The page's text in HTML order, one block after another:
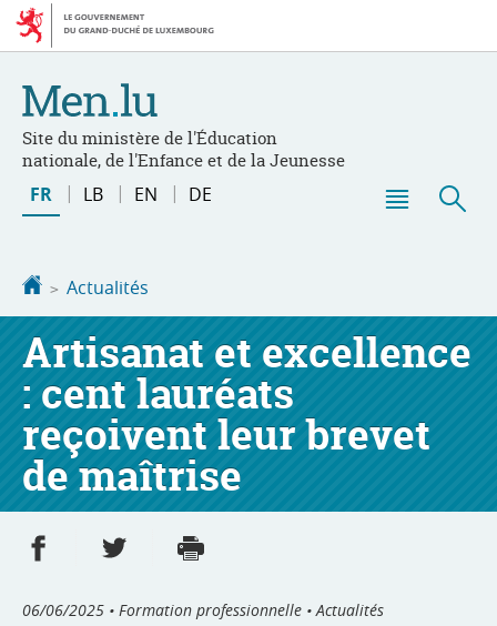
Aller
navigation
Aller
au
Site du ministère de l'Éducation
nationale, de l'Enfance et de la Jeunesse
Changer
de
FR LB EN DE
Accueil
Actualités
Artisanat et excellence
: cent lauréats
reçoivent leur brevet
de maîtrise
Partager sur Facebook
Partager sur Twitter
06/06/2025 • Formation professionnelle • Actualités